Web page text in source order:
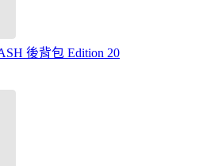
後背包 Edition 20